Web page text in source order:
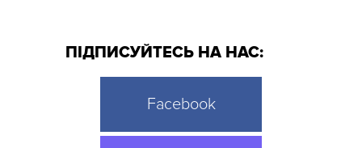
ПІДПИСУЙТЕСЬ НА НАС:
Facebook